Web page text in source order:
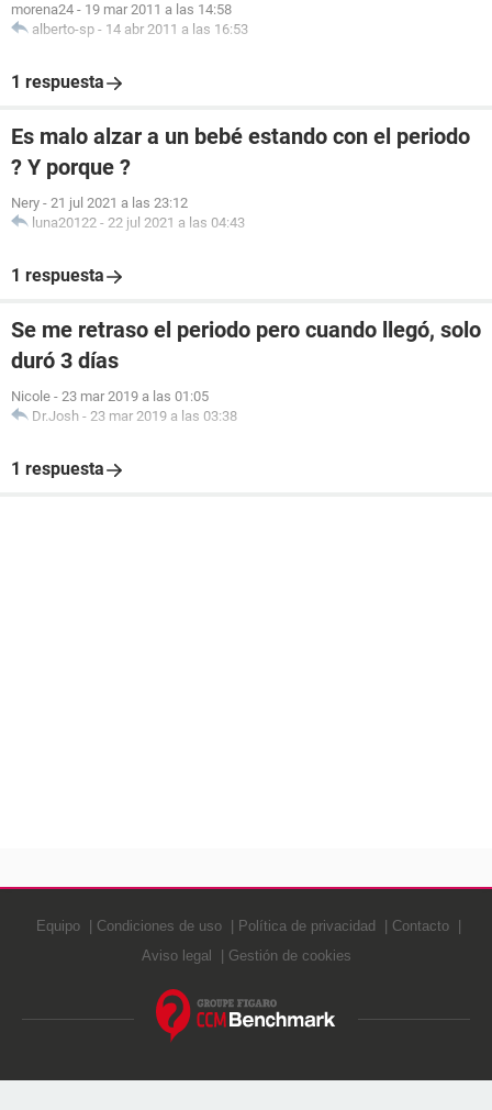
morena24 - 19 mar 2011 a las 14:58
alberto-sp - 14 abr 2011 a las 16:53
1 respuesta
Es malo alzar a un bebé estando con el periodo
? Y porque ?
Nery - 21 jul 2021 a las 23:12
luna20122 - 22 jul 2021 a las 04:43
1 respuesta
Se me retraso el periodo pero cuando llegó, solo
duró 3 días
Nicole - 23 mar 2019 a las 01:05
Dr.Josh - 23 mar 2019 a las 03:38
1 respuesta
Equipo Condiciones de uso Política de privacidad
Contacto
Aviso legal
Gestión de cookies